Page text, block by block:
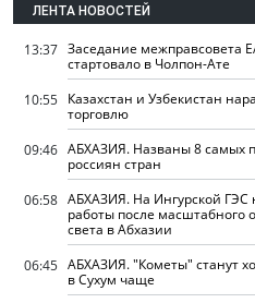
ЛЕНТА НОВОСТЕЙ
13:37 Заседание межправсовета
стартовало в Чолпон-Ате
10:55 Казахстан и Узбекистан
торговлю
09:46 АБХАЗИЯ. Названы 8 самых
россиян стран
06:58 АБХАЗИЯ. На Ингурской ГЭС
работы после масштабного
света в Абхазии
06:45 АБХАЗИЯ. "Кометы" станут
в Сухум чаще